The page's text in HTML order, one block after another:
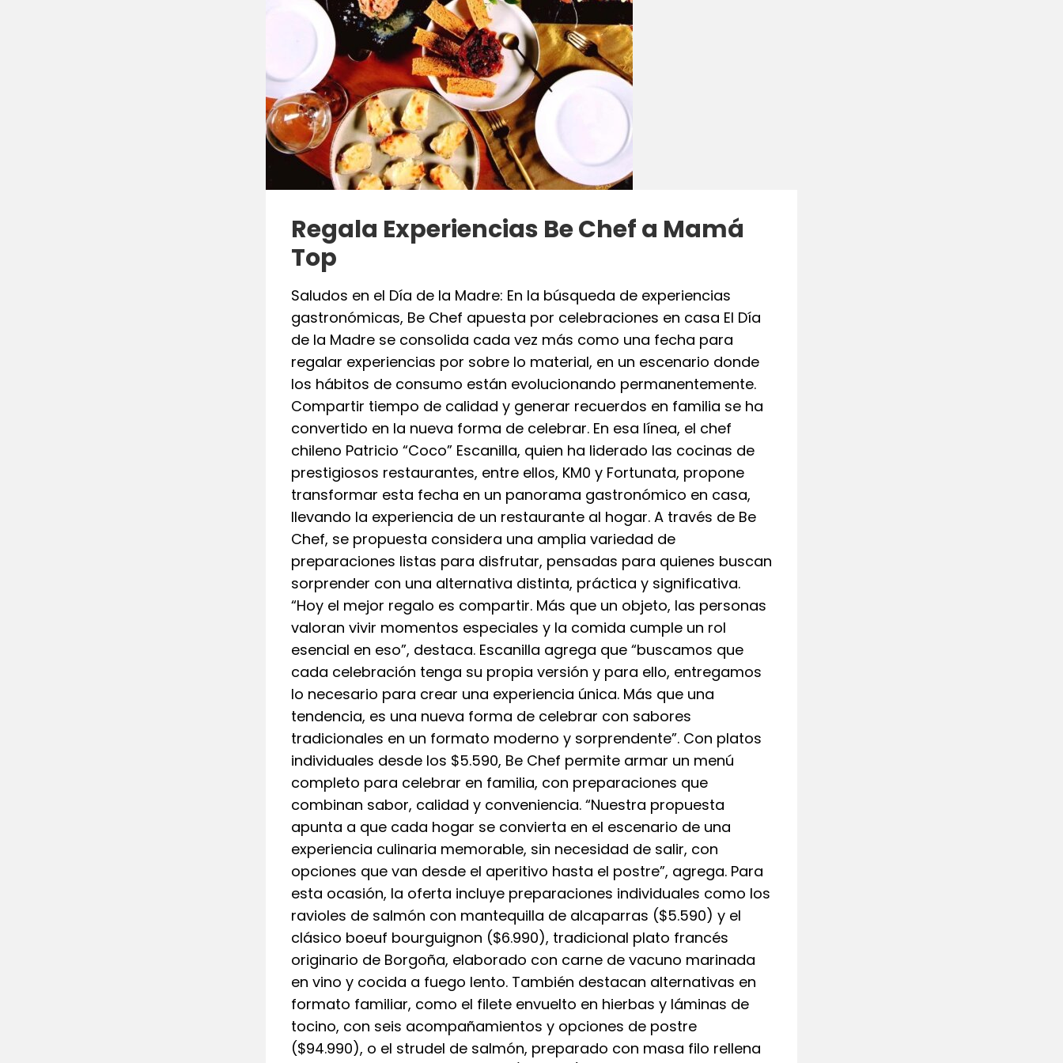
Regala Experiencias Be Chef a Mamá
Top
Saludos en el Día de la Madre: En la búsqueda de experiencias
gastronómicas, Be Chef apuesta por celebraciones en casa El Día
de la Madre se consolida cada vez más como una fecha para
regalar experiencias por sobre lo material, en un escenario donde
los hábitos de consumo están evolucionando permanentemente.
Compartir tiempo de calidad y generar recuerdos en familia se ha
convertido en la nueva forma de celebrar. En esa línea, el chef
chileno Patricio “Coco” Escanilla, quien ha liderado las cocinas de
prestigiosos restaurantes, entre ellos, KM0 y Fortunata, propone
transformar esta fecha en un panorama gastronómico en casa,
llevando la experiencia de un restaurante al hogar. A través de Be
Chef, se propuesta considera una amplia variedad de
preparaciones listas para disfrutar, pensadas para quienes buscan
sorprender con una alternativa distinta, práctica y significativa.
“Hoy el mejor regalo es compartir. Más que un objeto, las personas
valoran vivir momentos especiales y la comida cumple un rol
esencial en eso”, destaca. Escanilla agrega que “buscamos que
cada celebración tenga su propia versión y para ello, entregamos
lo necesario para crear una experiencia única. Más que una
tendencia, es una nueva forma de celebrar con sabores
tradicionales en un formato moderno y sorprendente”. Con platos
individuales desde los $5.590, Be Chef permite armar un menú
completo para celebrar en familia, con preparaciones que
combinan sabor, calidad y conveniencia. “Nuestra propuesta
apunta a que cada hogar se convierta en el escenario de una
experiencia culinaria memorable, sin necesidad de salir, con
opciones que van desde el aperitivo hasta el postre”, agrega. Para
esta ocasión, la oferta incluye preparaciones individuales como los
ravioles de salmón con mantequilla de alcaparras ($5.590) y el
clásico boeuf bourguignon ($6.990), tradicional plato francés
originario de Borgoña, elaborado con carne de vacuno marinada
en vino y cocida a fuego lento. También destacan alternativas en
formato familiar, como el filete envuelto en hierbas y láminas de
tocino, con seis acompañamientos y opciones de postre
($94.990), o el strudel de salmón, preparado con masa filo rellena